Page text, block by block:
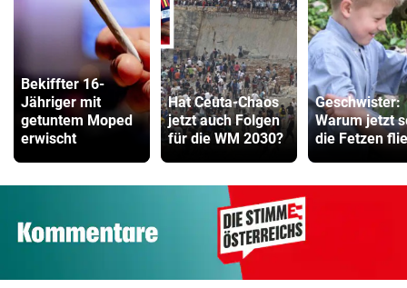
ZUM VERGLEICH
Bekiffter 16-
Jähriger mit
getuntem Moped
erwischt
Hat Ceuta-Chaos
jetzt auch Folgen
für die WM 2030?
Geschwister:
Warum jetzt
die Fetzen